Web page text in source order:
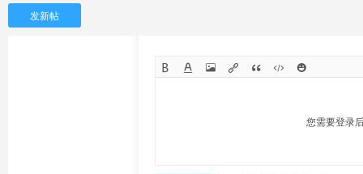
发新帖
您需要登录